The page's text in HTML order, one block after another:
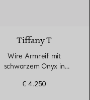
Tiffany T
Wire Armreif mit
schwarzem Onyx in
€ 4.250